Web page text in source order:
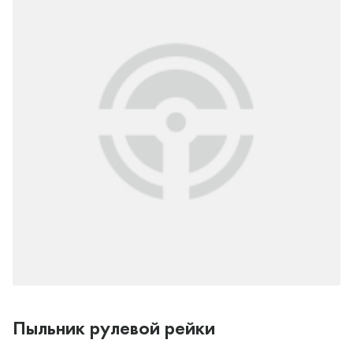
Пыльник рулевой рейки